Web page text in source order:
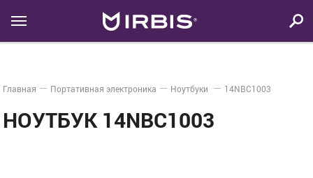
Главная Портативная электроника Ноутбуки 14NBC1003
НОУТБУК 14NBC1003